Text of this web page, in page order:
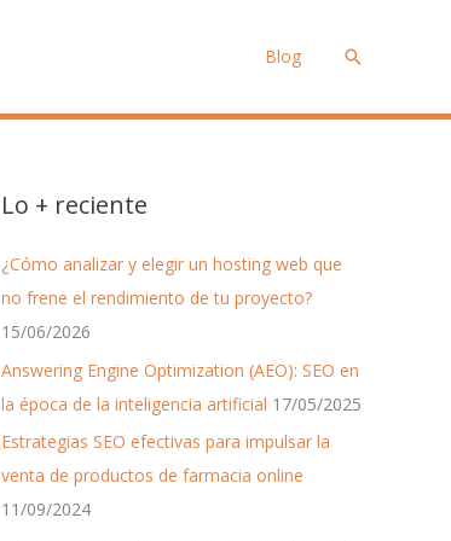
Blog Buscar
Lo + reciente
¿Cómo analizar y elegir un hosting web que
no frene el rendimiento de tu proyecto?
15/06/2026
Answering Engine Optimization (AEO): SEO en
la época de la inteligencia artificial 17/05/2025
Estrategias SEO efectivas para impulsar la
venta de productos de farmacia online
11/09/2024